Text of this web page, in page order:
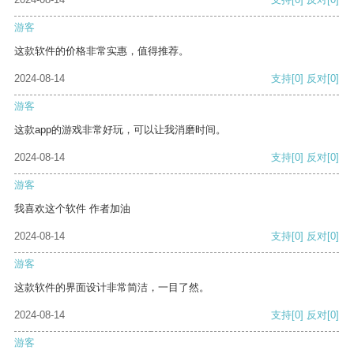
游客
这款软件的价格非常实惠，值得推荐。
2024-08-14 支持[0] 反对[0]
游客
这款app的游戏非常好玩，可以让我消磨时间。
2024-08-14 支持[0] 反对[0]
游客
我喜欢这个软件 作者加油
2024-08-14 支持[0] 反对[0]
游客
这款软件的界面设计非常简洁，一目了然。
2024-08-14 支持[0] 反对[0]
游客